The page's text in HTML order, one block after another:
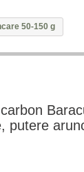
50-150 g
putere